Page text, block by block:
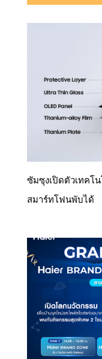
ซัมซุงเปิดตัวเทคโ
สมาร์ทโฟนพับได้